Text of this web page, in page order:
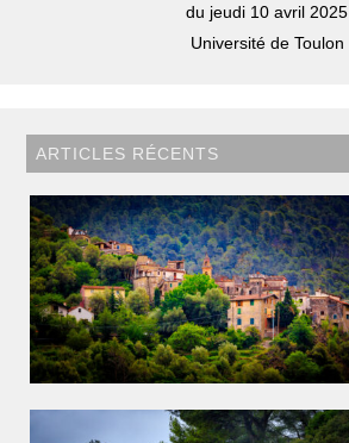
du jeudi 10 avril 2025
Université de Toulon
ARTICLES RÉCENTS